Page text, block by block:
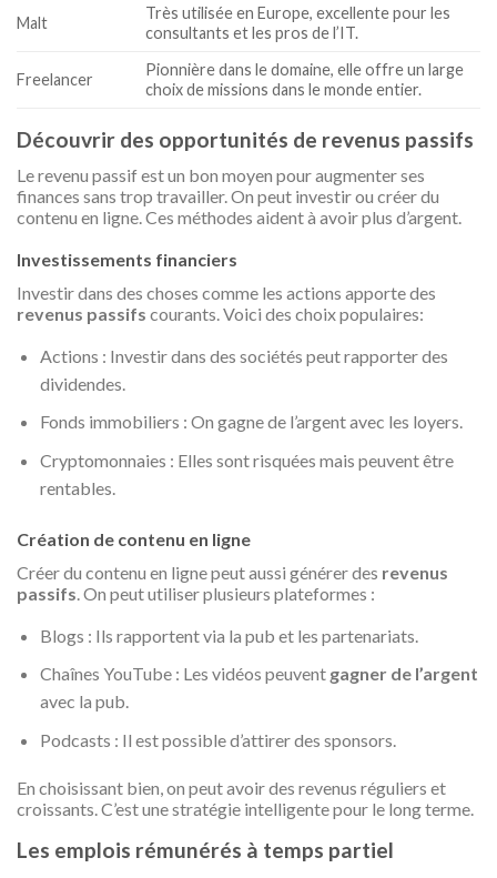
Malt
Très utilisée en Europe, excellente pour les
consultants et les pros de l’IT.
Freelancer
Pionnière dans le domaine, elle offre un large
choix de missions dans le monde entier.
Découvrir des opportunités de revenus passifs
Le revenu passif est un bon moyen pour augmenter ses
finances sans trop travailler. On peut investir ou créer du
contenu en ligne. Ces méthodes aident à avoir plus d’argent.
Investissements financiers
Investir dans des choses comme les actions apporte des
revenus passifs courants. Voici des choix populaires:
Actions : Investir dans des sociétés peut rapporter des
dividendes.
Fonds immobiliers : On gagne de l’argent avec les loyers.
Cryptomonnaies : Elles sont risquées mais peuvent être
rentables.
Création de contenu en ligne
Créer du contenu en ligne peut aussi générer des revenus
passifs. On peut utiliser plusieurs plateformes :
Blogs : Ils rapportent via la pub et les partenariats.
Chaînes YouTube : Les vidéos peuvent gagner de l’argent
avec la pub.
Podcasts : Il est possible d’attirer des sponsors.
En choisissant bien, on peut avoir des revenus réguliers et
croissants. C’est une stratégie intelligente pour le long terme.
Les emplois rémunérés à temps partiel